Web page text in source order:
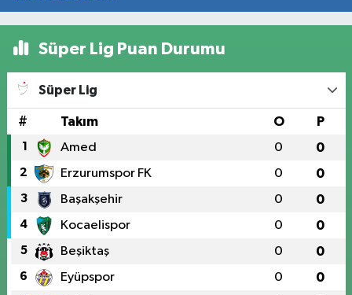
Süper Lig Puan Durumu
Süper Lig
# Takım O P
1 Amed 0 0
2 Erzurumspor FK 0 0
3 Başakşehir 0 0
4 Kocaelispor 0 0
5 Beşiktaş 0 0
6 Eyüpspor 0 0